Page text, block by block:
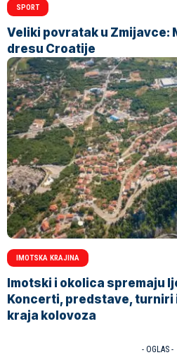
SPORT
Veliki povratak u Zmijavce:
dresu Croatije
IMOTSKA KRAJINA
Imotski i okolica spremaju
Koncerti, predstave, turniri
kraja kolovoza
- OGLAS -